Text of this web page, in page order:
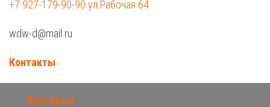
+7 927-179-90-90 ул.Рабочая 64
wdw-d@mail.ru
Контакты
Контакты